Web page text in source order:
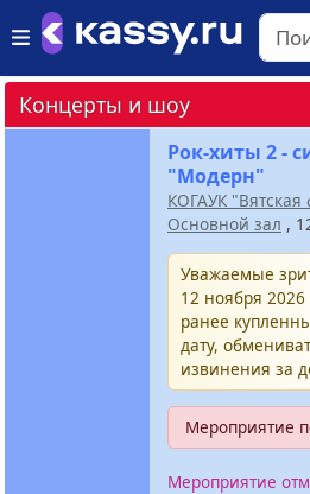
Концерты и шоу
Рок-хиты 2 -
"Модерн"
КОГАУК
Основной зал ,
Уважаемые
12 ноября
ранее
дату,
извинения за
Мероприятие
Мероприятие